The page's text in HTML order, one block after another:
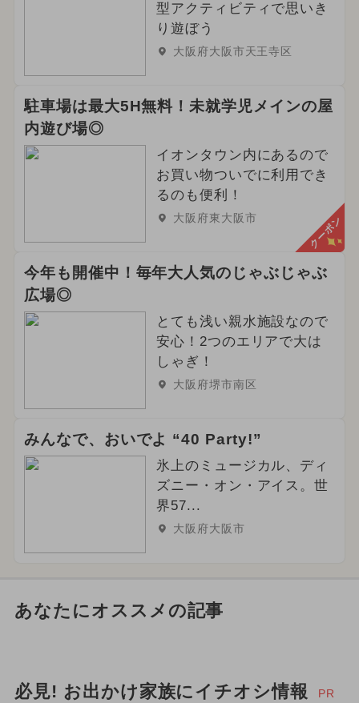
型アクティビティで思いき
り遊ぼう
大阪府大阪市天王寺区
駐車場は最大5H無料！未就学児メインの屋
内遊び場◎
イオンタウン内にあるので
お買い物ついでに利用でき
るのも便利！
大阪府東大阪市 クーポン
今年も開催中！毎年大人気のじゃぶじゃぶ
広場◎
とても浅い親水施設なので
安心！2つのエリアで大は
しゃぎ！
大阪府堺市南区
みんなで、おいでよ “40 Party!”
氷上のミュージカル、ディ
ズニー・オン・アイス。世
界57...
大阪府大阪市
あなたにオススメの記事
必見! お出かけ家族にイチオシ情報 PR